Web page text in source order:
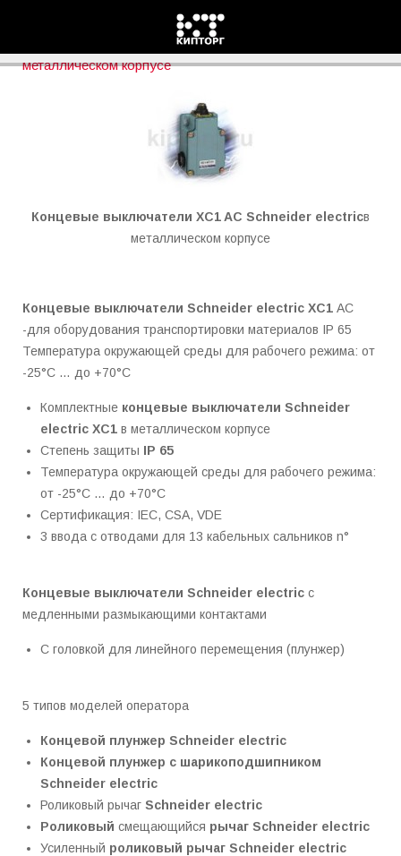
Концевые выключатели Schneider-electric в
металлическом корпусе
Концевые выключатели XC1 AC Schneider electricв
металлическом корпусе
Концевые выключатели Schneider electric XC1 AC
-для оборудования транспортировки материалов IP 65
Температура окружающей среды для рабочего режима: от
-25°C … до +70°C
Комплектные концевые выключатели Schneider
electric XC1 в металлическом корпусе
Степень защиты IP 65
Температура окружающей среды для рабочего режима:
от -25°C … до +70°C
Сертификация: IEC, CSA, VDE
3 ввода с отводами для 13 кабельных сальников n°
Концевые выключатели Schneider electric с
медленными размыкающими контактами
С головкой для линейного перемещения (плунжер)
5 типов моделей оператора
Концевой плунжер Schneider electric
Концевой плунжер с шарикоподшипником
Schneider electric
Роликовый рычаг Schneider electric
Роликовый смещающийся рычаг Schneider electric
Усиленный роликовый рычаг Schneider electric